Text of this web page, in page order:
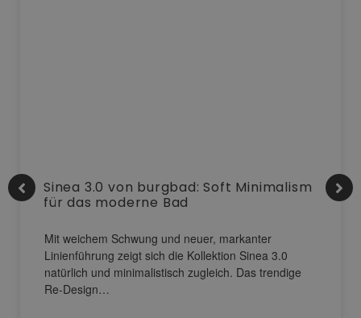
Sinea 3.0 von burgbad: Soft Minimalism
für das moderne Bad
Mit weichem Schwung und neuer, markanter
Linienführung zeigt sich die Kollektion Sinea 3.0
natürlich und minimalistisch zugleich. Das trendige
Re-Design…